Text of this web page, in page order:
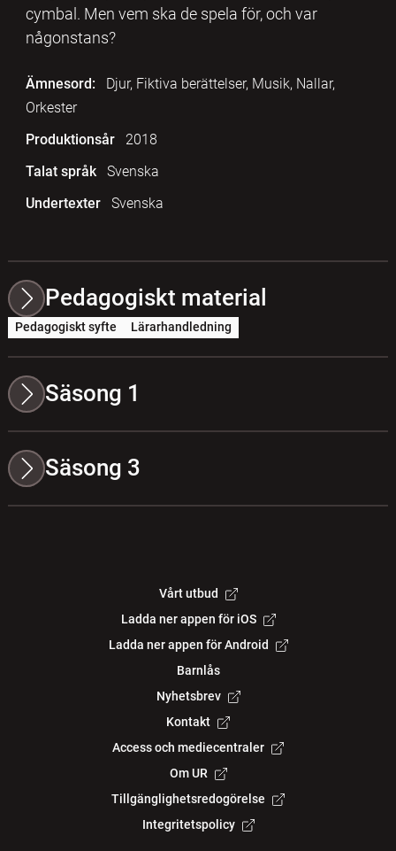
cymbal. Men vem ska de spela för, och var
någonstans?
Ämnesord:
Djur, Fiktiva berättelser, Musik, Nallar,
Orkester
Produktionsår
2018
Talat språk
Svenska
Undertexter
Svenska
Pedagogiskt material
Pedagogiskt syfte Lärarhandledning
Säsong 1
Säsong 3
Vårt utbud
Ladda ner appen för iOS
Ladda ner appen för Android
Barnlås
Nyhetsbrev
Kontakt
Access och mediecentraler
Om UR
Tillgänglighetsredogörelse
Integritetspolicy